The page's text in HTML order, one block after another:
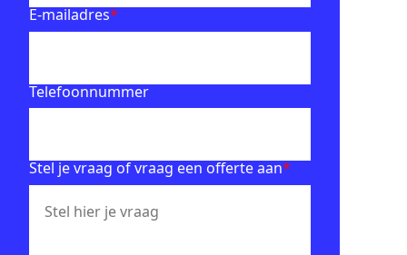
E-mailadres*
Telefoonnummer
Stel je vraag of vraag een offerte aan*